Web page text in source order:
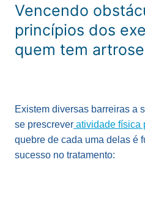
Vencendo
princípios dos
quem tem artrose
Existem diversas barreiras a
se prescrever atividade física
quebre de cada uma delas é
sucesso no tratamento: